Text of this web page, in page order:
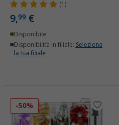
(1)
9,99 €
Disponibile
Disponibilità in filiale: Seleziona
la tua filiale
-50%